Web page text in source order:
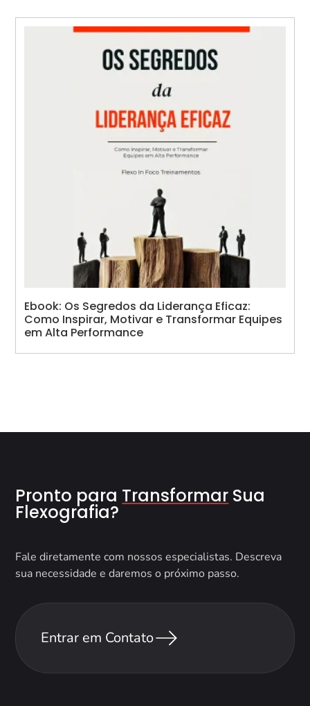
Ebook: Os Segredos da Liderança Eficaz:
Como Inspirar, Motivar e Transformar Equipes
em Alta Performance
Pronto para Transformar Sua
Flexografia?
Fale diretamente com nossos especialistas. Descreva
sua necessidade e daremos o próximo passo.
Entrar em Contato